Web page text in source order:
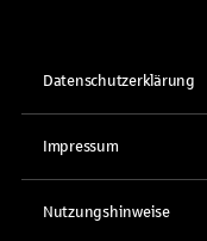
Datenschutzerklärung
Impressum
Nutzungshinweise